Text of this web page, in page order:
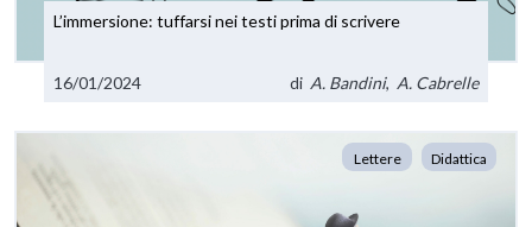
L’immersione: tuffarsi nei testi prima di scrivere
16/01/2024 di A. Bandini, A. Cabrelle
Lettere Didattica